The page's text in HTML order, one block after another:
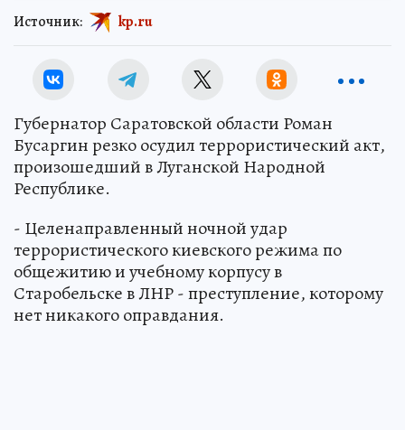
Источник: kp.ru
Губернатор Саратовской области Роман
Бусаргин резко осудил террористический акт,
произошедший в Луганской Народной
Республике.
- Целенаправленный ночной удар
террористического киевского режима по
общежитию и учебному корпусу в
Старобельске в ЛНР - преступление, которому
нет никакого оправдания.